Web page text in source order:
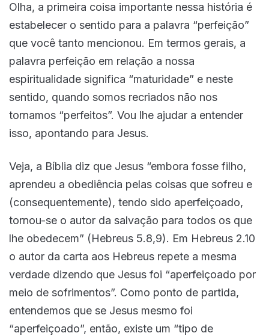
Olha, a primeira coisa importante nessa história é
estabelecer o sentido para a palavra “perfeição”
que você tanto mencionou. Em termos gerais, a
palavra perfeição em relação a nossa
espiritualidade significa “maturidade” e neste
sentido, quando somos recriados não nos
tornamos “perfeitos”. Vou lhe ajudar a entender
isso, apontando para Jesus.
Veja, a Bíblia diz que Jesus “embora fosse filho,
aprendeu a obediência pelas coisas que sofreu e
(consequentemente), tendo sido aperfeiçoado,
tornou-se o autor da salvação para todos os que
lhe obedecem” (Hebreus 5.8,9). Em Hebreus 2.10
o autor da carta aos Hebreus repete a mesma
verdade dizendo que Jesus foi “aperfeiçoado por
meio de sofrimentos”. Como ponto de partida,
entendemos que se Jesus mesmo foi
“aperfeiçoado”, então, existe um “tipo de